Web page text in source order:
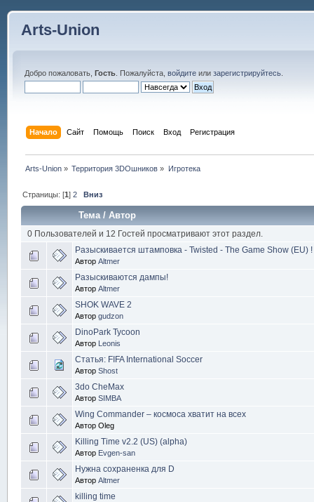
Arts-Union
Добро пожаловать, Гость. Пожалуйста, войдитеили зарегистрируйтесь.
Начало Сайт Помощь Поиск Вход Регистрация
Arts-Union » Территория 3DOшников » Игротека
Страницы: [1]2 Вниз
Тема/ Автор
0 Пользователей и 12 Гостей просматривают этот раздел.
Разыскивается штамповка - Twisted - The Game Show (EU) !
Автор Altmer
Разыскиваются дампы!
Автор Altmer
SHOK WAVE 2
Автор gudzon
DinoPark Tycoon
Автор Leonis
Статья: FIFA International Soccer
Автор Shost
3do CheMax
Автор SIMBA
Wing Commander – космоса хватит на всех
Автор Oleg
Killing Time v2.2 (US) (alpha)
Автор Evgen-san
Нужна сохраненка для D
Автор Altmer
killing time